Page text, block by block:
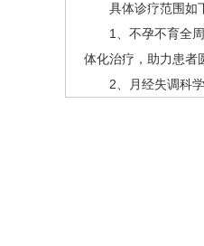
具体诊疗范围如
1、不孕不育全
体化治疗，助力患者
2、月经失调科